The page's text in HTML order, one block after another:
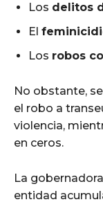
Los delitos
El
Los robos
No obstante,
el robo a
violencia,
en ceros.
La gobernadora
entidad